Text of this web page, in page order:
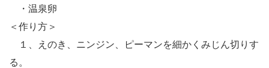
・温泉卵
＜作り方＞
１、えのき、ニンジン、ピーマンを細かくみじん切りす
る。